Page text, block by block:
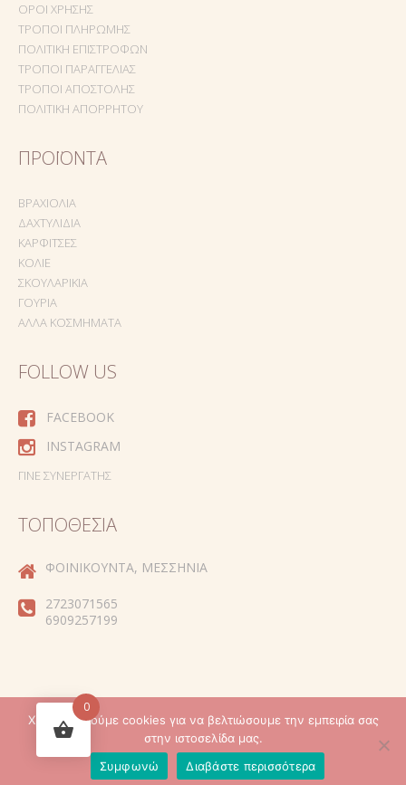
ΌΡΟΙ ΧΡΉΣΗΣ
ΤΡΌΠΟΙ ΠΛΗΡΩΜΉΣ
ΠΟΛΙΤΙΚΉ ΕΠΙΣΤΡΟΦΏΝ
ΤΡΌΠΟΙ ΠΑΡΑΓΓΕΛΊΑΣ
ΤΡΌΠΟΙ ΑΠΟΣΤΟΛΉΣ
ΠΟΛΙΤΙΚΉ ΑΠΟΡΡΉΤΟΥ
ΠΡΟΪΌΝΤΑ
ΒΡΑΧΙΌΛΙΑ
ΔΑΧΤΥΛΊΔΙΑ
ΚΑΡΦΊΤΣΕΣ
ΚΟΛΙΈ
ΣΚΟΥΛΑΡΊΚΙΑ
ΓΟΎΡΙΑ
ΆΛΛΑ ΚΟΣΜΉΜΑΤΑ
FOLLOW US
FACEBOOK
INSTAGRAM
ΓΊΝΕ ΣΥΝΕΡΓΆΤΗΣ
ΤΟΠΟΘΕΣΊΑ
ΦΟΙΝΙΚΟΎΝΤΑ, ΜΕΣΣΗΝΊΑ
2723071565
6909257199
Created by
0
Χρησιμοποιούμε cookies για να βελτιώσουμε την εμπειρία σας
στην ιστοσελίδα μας.
Συμφωνώ
Διαβάστε περισσότερα